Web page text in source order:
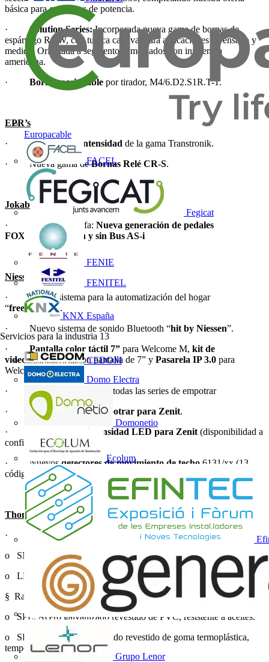
Europacable
FACEL
Fegicat
FENIE
FENITEL
KNX España
Servicios para la industria 13
CEDOM
Domo Electra
Domonetio
Ecolum
Grupo Lenor
básica para cuadristas de potencia.
·Solution Series:Incorporada nueva gama de bornas de
espárrago RGW, con tuerca cautiva, para aplicaciones de ensayo y
medida. Orientada a segmentos / mercados con influencia
americana.
· Borna seccionable por tirador, M4/6.D2.S1R.T-1.
EPR’s
·Sensores de Intensidad de la gama Transtronik.
· Nueva gama deBornas Relé CR-S.
Jokab
· Altas en la tarifa: Nueva generación de pedales
FOX2
Smile 41 con y sin Bus AS-i
Niessen
· Nuevo sistema para la automatización del hogar
“free@home”.
· Nuevo sistema de sonido Bluetooth “hit by Niessen”.
· Pantalla color táctil 7” para Welcome M, kit de
videoWelcome M con pantalla de 7” y Pasarela IP 3.0 para
Welcome.
·
Cargadores USB
en todas las series de empotrar
·
Marcos IP55 de empotrar para Zenit.
·
Regulador de intensidad LED para Zenit (disponibilidad a
confirmar)
· Nuevosdetectores de movimiento de techo 6131/xx (13
códigos nuevos).
Thomas & Betts
·
Tubo de acero galvanizado revestido
o SN. Acero galvanizado revestido de Nylon.
o LFH-SP. Acero galvanizado revestido de Poliolefina.
§ Racores metálicos para tubos SP, SN, LFH-SP.
o SPL. Acero galvanizado revestido de PVC, resistente a aceites.
o SPLHC. Acero galvanizado revestido de goma termoplástica,
temperaturas extremas.